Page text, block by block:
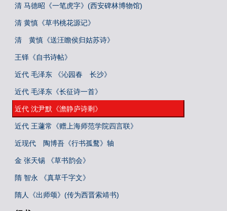
清 马德昭《一笔虎字》(西安碑林博物馆)
清 黄慎《草书桃花源记》
清 黄慎《送汪瞻侯归姑苏诗》
王铎《自书诗帖》
近代 毛泽东 《沁园春 长沙》
近代 毛泽东《长征诗一首》
近代 沈尹默《澹静庐诗剩》
近代 王蘧常《赠上海师范学院四言联》
近现代 陶博吾《行书孤鹜》轴
金 张天锡 《草书韵会》
隋 智永 《真草千字文》
隋人《出师颂》(传为西晋索靖书)